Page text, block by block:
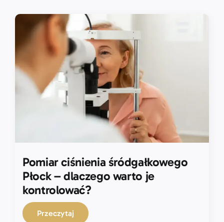
Pomiar ciśnienia śródgałkowego
Płock – dlaczego warto je
kontrolować?
Przeczytaj